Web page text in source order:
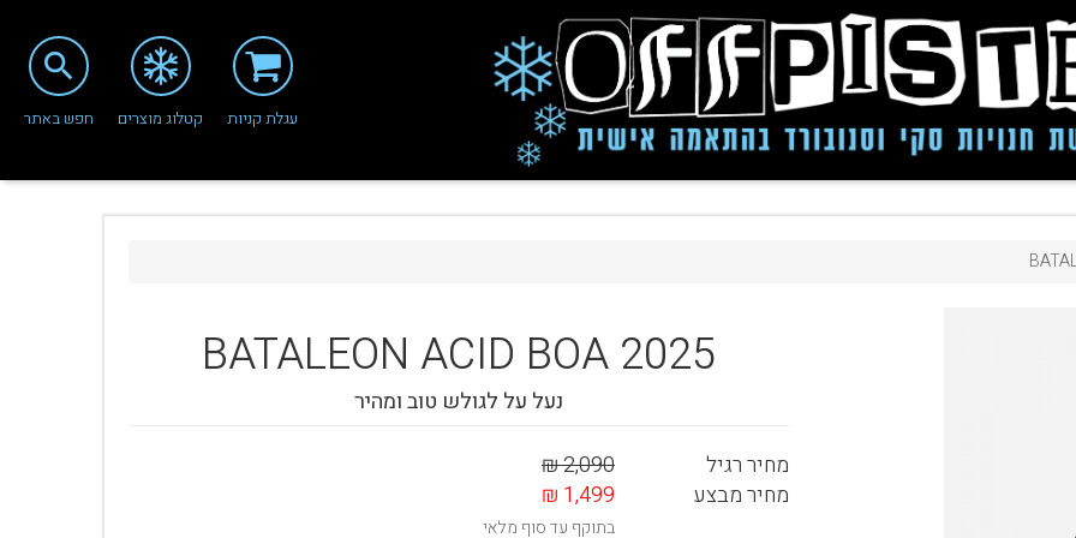
עגלת קניות קטלוג מוצרים
search
חפש באתר
BATALEON ACID BOA 2025
נעל על לגולש טוב ומהיר
מחיר רגיל
2,090 ₪
מחיר מבצע
1,499 ₪
בתוקף עד סוף מלאי